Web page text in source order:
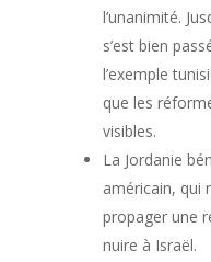
l’unanimité.
s’est bien
l’exemple
que les
visibles.
La Jordanie
américain, qui
propager une
nuire à Israël.